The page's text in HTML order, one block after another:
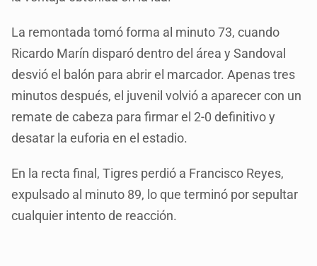
La remontada tomó forma al minuto 73, cuando
Ricardo Marín disparó dentro del área y Sandoval
desvió el balón para abrir el marcador. Apenas tres
minutos después, el juvenil volvió a aparecer con un
remate de cabeza para firmar el 2-0 definitivo y
desatar la euforia en el estadio.
En la recta final, Tigres perdió a Francisco Reyes,
expulsado al minuto 89, lo que terminó por sepultar
cualquier intento de reacción.